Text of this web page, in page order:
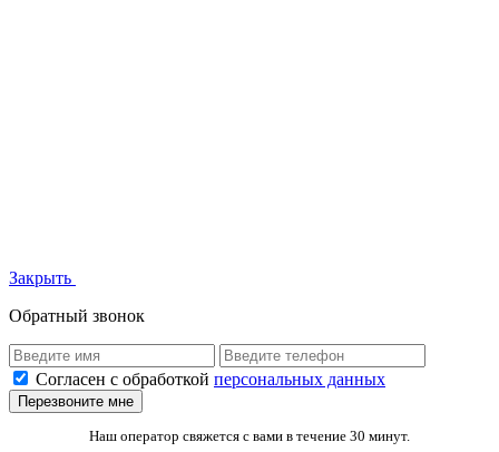
Закрыть
Обратный звонок
Согласен с обработкой персональных данных
Перезвоните мне
Наш оператор свяжется с вами в течение 30 минут.